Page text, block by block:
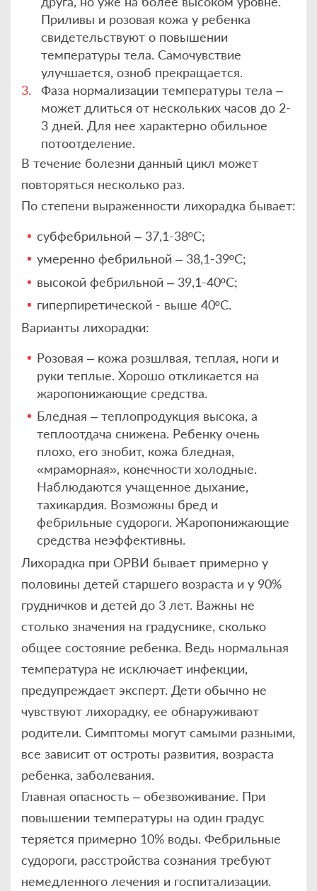
Приливы и розовая кожа у ребенка
свидетельствуют о повышении
температуры тела. Самочувствие
улучшается, озноб прекращается.
Фаза нормализации температуры тела –
может длиться от нескольких часов до 2-
3 дней. Для нее характерно обильное
потоотделение.
В течение болезни данный цикл может
повторяться несколько раз.
По степени выраженности лихорадка бывает:
субфебрильной – 37,1-38ºС;
умеренно фебрильной – 38,1-39ºС;
высокой фебрильной – 39,1-40ºС;
гиперпиретической - выше 40ºС.
Варианты лихорадки:
Розовая – кожа розшлвая, теплая, ноги и
руки теплые. Хорошо откликается на
жаропонижающие средства.
Бледная – теплопродукция высока, а
теплоотдача снижена. Ребенку очень
плохо, его знобит, кожа бледная,
«мраморная», конечности холодные.
Наблюдаются учащенное дыхание,
тахикардия. Возможны бред и
фебрильные судороги. Жаропонижающие
средства неэффективны.
Лихорадка при ОРВИ бывает примерно у
половины детей старшего возраста и у 90%
грудничков и детей до 3 лет. Важны не
столько значения на градуснике, сколько
общее состояние ребенка. Ведь нормальная
температура не исключает инфекции,
предупреждает эксперт. Дети обычно не
чувствуют лихорадку, ее обнаруживают
родители. Симптомы могут самыми разными,
все зависит от остроты развития, возраста
ребенка, заболевания.
Главная опасность – обезвоживание. При
повышении температуры на один градус
теряется примерно 10% воды. Фебрильные
судороги, расстройства сознания требуют
немедленного лечения и госпитализации.